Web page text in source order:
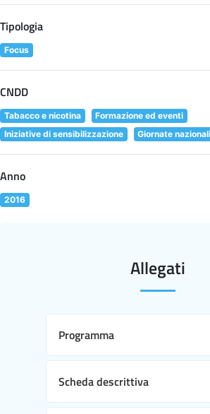
Tipologia
Focus
CNDD
Tabacco e nicotina
Formazione ed eventi
Iniziative di sensibilizzazione
Giornate
Anno
2016
Allegati
Programma
Scheda descrittiva